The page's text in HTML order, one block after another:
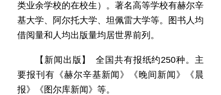
类业余学校的在校生）。著名高等学校有赫尔辛
基大学、阿尔托大学、坦佩雷大学等。图书人均
借阅量和人均出版量均居世界前列。
【新闻出版】 全国共有报纸约250种。主
要报刊有《赫尔辛基新闻》《晚间新闻》《晨
报》《图尔库新闻》等。